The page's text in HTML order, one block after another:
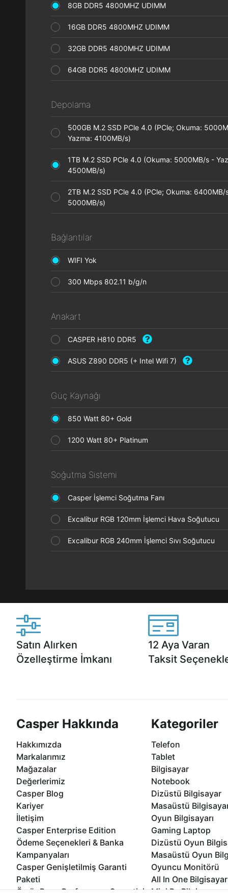
8GB DDR5 4800MHZ UDIMM
16GB DDR5 4800MHZ UDIMM
32GB DDR5 4800MHZ UDIMM
64GB DDR5 4800MHZ UDIMM
Depolama
500GB M.2 SSD PCle 4.0 (PCle; Okuma:
Yazma: 4100MB/s)
1TB M.2 SSD PCle 4.0 (Okuma: 5000MB/s -
4500MB/s)
2TB M.2 SSD PCle 4.0 (PCle; Okuma: 6400MB/
5000MB/s)
Bağlantılar
WIFI Yok
300 Mbps 802.11 b/g/n
Anakart
CASPER H810 DDR5
ASUS Z890 DDR5 (+ Intel Wifi 7)
Güç Kaynağı
850 Watt 80+ Gold
1200 Watt 80+ Platinum
Soğutma Sistemi
Casper İşlemci Soğutma Fanı
Excalibur RGB 120mm İşlemci Hava Soğutucu
Excalibur RGB 240mm İşlemci Sıvı Soğutucu
Satın Alırken
Özelleştirme İmkanı
12 Aya Varan
Taksit
Casper Hakkında
Hakkımızda
Markalarımız
Mağazalar
Değerlerimiz
Casper Blog
Kariyer
İletişim
Casper Enterprise Edition
Ödeme Seçenekleri & Banka
Kampanyaları
Casper Genişletilmiş Garanti
Paketi
Kategoriler
Telefon
Tablet
Bilgisayar
Notebook
Dizüstü Bilgisayar
Masaüstü
Oyun Bilgisayarı
Gaming Laptop
Dizüstü Oyun
Masaüstü Oyun
Oyuncu Monitörü
All In One Bilgisayar